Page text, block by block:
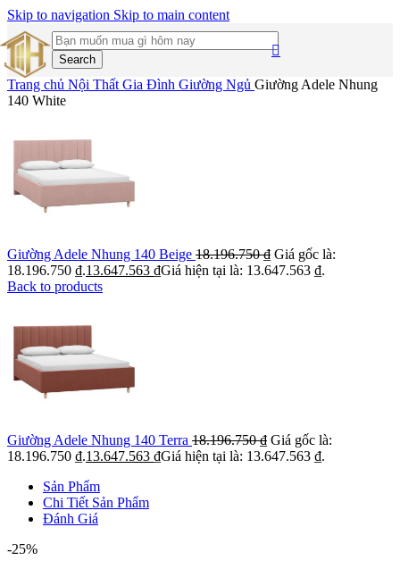
Skip to navigation Skip to main content
Search
Trang chủ Nội Thất Gia Đình Giường Ngủ Giường Adele Nhung
140 White
Giường Adele Nhung 140 Beige 18.196.750₫ Giá gốc là:
18.196.750 ₫.13.647.563 ₫Giá hiện tại là: 13.647.563 ₫.
Back to products
Giường Adele Nhung 140 Terra 18.196.750₫ Giá gốc là:
18.196.750 ₫.13.647.563 ₫Giá hiện tại là: 13.647.563 ₫.
Sản Phẩm
Chi Tiết Sản Phẩm
Đánh Giá
-25%